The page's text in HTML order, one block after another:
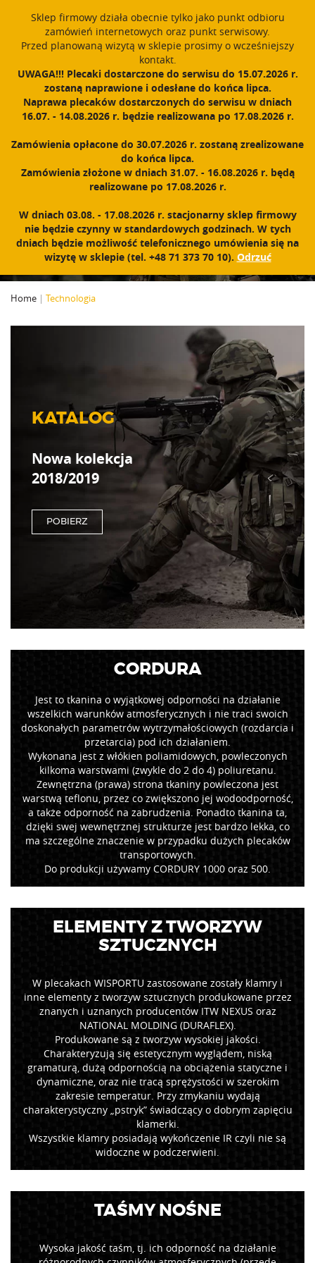
{dataLayer.push(arguments);} gtag('js', new Date()); gtag('config',
'UA-11892555-1');
PROUDLY MADE IN POLAND SINCE 1984 Polski
Zarejestruj się Zaloguj się 0
N
w
g
j
a
TECHNOLOGIA
Home | Technologia
KATALOG
Nowa kolekcja
2018/2019
POBIERZ
CORDURA
Jest to tkanina o wyjątkowej odporności na działanie
wszelkich warunków atmosferycznych i nie traci swoich
doskonałych parametrów wytrzymałościowych (rozdarcia i
przetarcia) pod ich działaniem.
Wykonana jest z włókien poliamidowych, powleczonych
kilkoma warstwami (zwykle do 2 do 4) poliuretanu.
Zewnętrzna (prawa) strona tkaniny powleczona jest
warstwą teflonu, przez co zwiększono jej wodoodporność,
a także odporność na zabrudzenia. Ponadto tkanina ta,
dzięki swej wewnętrznej strukturze jest bardzo lekka, co
ma szczególne znaczenie w przypadku dużych plecaków
transportowych.
Do produkcji używamy CORDURY 1000 oraz 500.
ELEMENTY Z TWORZYW
SZTUCZNYCH
W plecakach WISPORTU zastosowane zostały klamry i
inne elementy z tworzyw sztucznych produkowane przez
znanych i uznanych producentów ITW NEXUS oraz
NATIONAL MOLDING (DURAFLEX).
Produkowane są z tworzyw wysokiej jakości.
Charakteryzują się estetycznym wyglądem, niską
gramaturą, dużą odpornością na obciążenia statyczne i
dynamiczne, oraz nie tracą sprężystości w szerokim
zakresie temperatur. Przy zmykaniu wydają
charakterystyczny „pstryk” świadczący o dobrym zapięciu
klamerki.
Wszystkie klamry posiadają wykończenie IR czyli nie są
widoczne w podczerwieni.
TAŚMY NOŚNE
Wysoka jakość taśm, tj. ich odporność na działanie
Sklep firmowy działa obecnie tylko jako punkt odbioru
zamówień internetowych oraz punkt serwisowy.
Przed planowaną wizytą w sklepie prosimy o wcześniejszy
kontakt.
UWAGA!!! Plecaki dostarczone do serwisu do 15.07.2026 r.
zostaną naprawione i odesłane do końca lipca.
Naprawa plecaków dostarczonych do serwisu w dniach
16.07. - 14.08.2026 r. będzie realizowana po 17.08.2026 r.
Zamówienia opłacone do 30.07.2026 r. zostaną zrealizowane
do końca lipca.
Zamówienia złożone w dniach 31.07. - 16.08.2026 r. będą
realizowane po 17.08.2026 r.
W dniach 03.08. - 17.08.2026 r. stacjonarny sklep firmowy
nie będzie czynny w standardowych godzinach. W tych
dniach będzie możliwość telefonicznego umówienia się na
wizytę w sklepie (tel. +48 71 373 70 10). Odrzuć